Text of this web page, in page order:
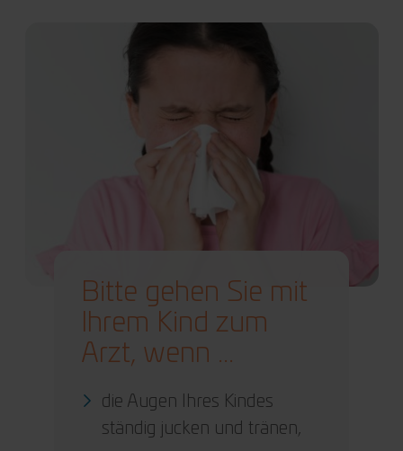
Bitte gehen Sie mit
Ihrem Kind zum
Arzt, wenn ...
die Augen Ihres Kindes
ständig jucken und tränen,